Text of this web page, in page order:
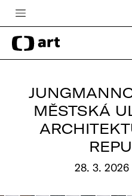
Česká televize
Zpravodajství
iVysílání
TV program
MĚSTSKÁ
28. 3. 2026